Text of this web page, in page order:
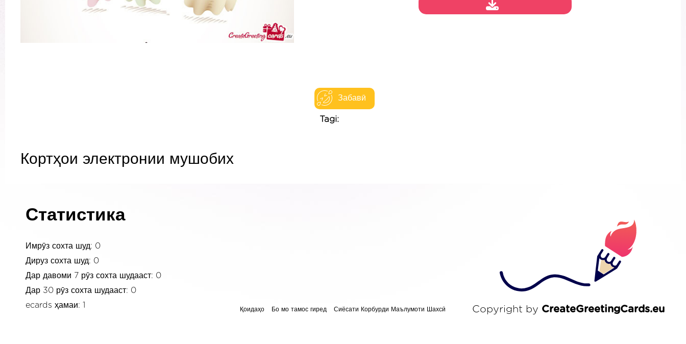
Забавӣ
Tagi:
Кортҳои электронии мушобих
Статистика
Имрӯз сохта шуд: 0
Дируз сохта шуд: 0
Дар давоми 7 рӯз сохта шудааст: 0
Дар 30 рӯз сохта шудааст: 0
ecards ҳамаи: 1
Қоидаҳо Бо мо тамос гиред Сиёсати Корбурди Маълумоти Шахсӣ Copyright by CreateGreetingCards.eu